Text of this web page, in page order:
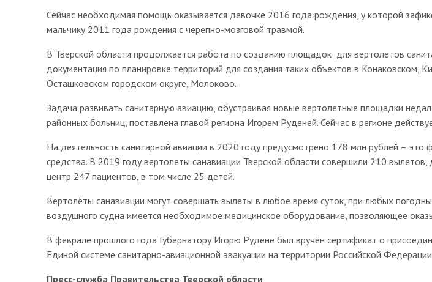
Сейчас необходимая помощь оказывается девочке 2016 года рождения, у которой
мальчику 2011 года рождения с черепно-мозговой травмой.
В Тверской области продолжается работа по созданию площадок для вертолетов
документация по планировке территорий для создания таких объектов в Конаковском,
Осташковском городском округе, Молоково.
Задача развивать санитарную авиацию, обустраивая новые вертолетные площадки
районных больниц, поставлена главой региона Игорем Руденей. Сейчас в регионе
На деятельность санитарной авиации в 2020 году предусмотрено 178 млн рублей – это
средства. В 2019 году вертолеты санавиации Тверской области совершили 210 вылетов,
центр 247 пациентов, в том числе 25 детей.
Вертолёты санавиации могут совершать вылеты в любое время суток, при любых
воздушного судна имеется необходимое медицинское оборудование, позволяющее
В феврале прошлого года Губернатору Игорю Рудене был вручён сертификат о
Единой системе санитарно-авиационной эвакуации на территории Российской
Пресс-служба Правительства Тверской области